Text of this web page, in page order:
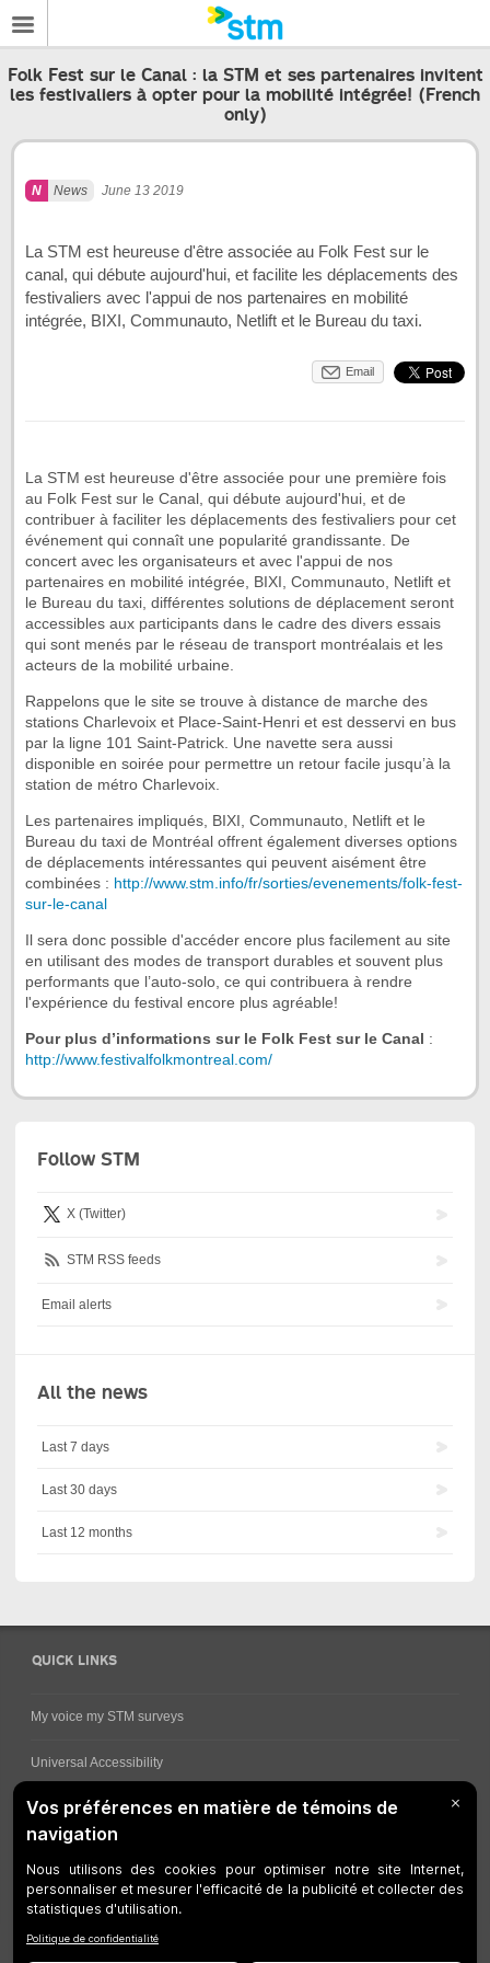
Folk Fest sur le Canal : la STM et ses partenaires invitent
les festivaliers à opter pour la mobilité intégrée! (French
only)
News June 13 2019
La STM est heureuse d'être associée au Folk Fest sur le
canal, qui débute aujourd'hui, et facilite les déplacements des
festivaliers avec l'appui de nos partenaires en mobilité
intégrée, BIXI, Communauto, Netlift et le Bureau du taxi.
Email
La STM est heureuse d'être associée pour une première fois
au Folk Fest sur le Canal, qui débute aujourd'hui, et de
contribuer à faciliter les déplacements des festivaliers pour cet
événement qui connaît une popularité grandissante. De
concert avec les organisateurs et avec l'appui de nos
partenaires en mobilité intégrée, BIXI, Communauto, Netlift et
le Bureau du taxi, différentes solutions de déplacement seront
accessibles aux participants dans le cadre des divers essais
qui sont menés par le réseau de transport montréalais et les
acteurs de la mobilité urbaine.
Rappelons que le site se trouve à distance de marche des
stations Charlevoix et Place-Saint-Henri et est desservi en bus
par la ligne 101 Saint-Patrick. Une navette sera aussi
disponible en soirée pour permettre un retour facile jusqu’à la
station de métro Charlevoix.
Les partenaires impliqués, BIXI, Communauto, Netlift et le
Bureau du taxi de Montréal offrent également diverses options
de déplacements intéressantes qui peuvent aisément être
combinées : http://www.stm.info/fr/sorties/evenements/folk-fest-
sur-le-canal
Il sera donc possible d'accéder encore plus facilement au site
en utilisant des modes de transport durables et souvent plus
performants que l’auto-solo, ce qui contribuera à rendre
l'expérience du festival encore plus agréable!
Pour plus d’informations sur le Folk Fest sur le Canal :
http://www.festivalfolkmontreal.com/
Follow STM
X (Twitter)
STM RSS feeds
Email alerts
All the news
Last 7 days
Last 30 days
Last 12 months
QUICK LINKS
My voice my STM surveys
Universal Accessibility
Ways for viewing bus schedules
Customer service